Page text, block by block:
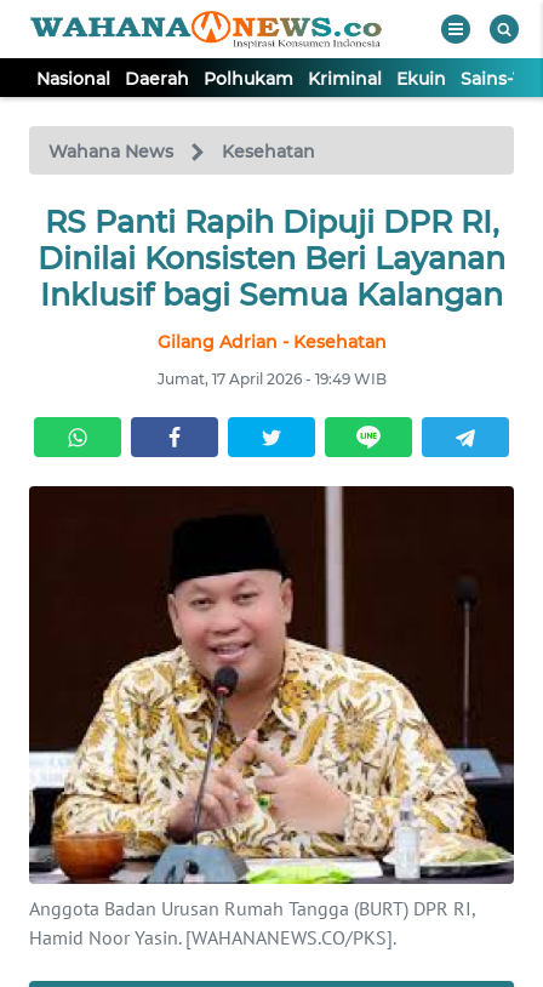
Nasional Daerah Polhukam Kriminal Ekuin Sains-
Wahana News Kesehatan
RS Panti Rapih Dipuji DPR RI,
Dinilai Konsisten Beri Layanan
Inklusif bagi Semua Kalangan
Gilang Adrian - Kesehatan
Jumat, 17 April 2026 - 19:49 WIB
Anggota Badan Urusan Rumah Tangga (BURT) DPR RI,
Hamid Noor Yasin. [WAHANANEWS.CO/PKS].
TV
Tutup
NASIONAL
DAERAH
KRIMINAL
EKUIN
INTERNASIONAL
SERBA-SERBI
PENDIDIKAN